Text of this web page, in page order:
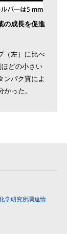
の成長を促進
（左）に比べ
どの小さい
ンパク質によ
った。
学研究所調達情